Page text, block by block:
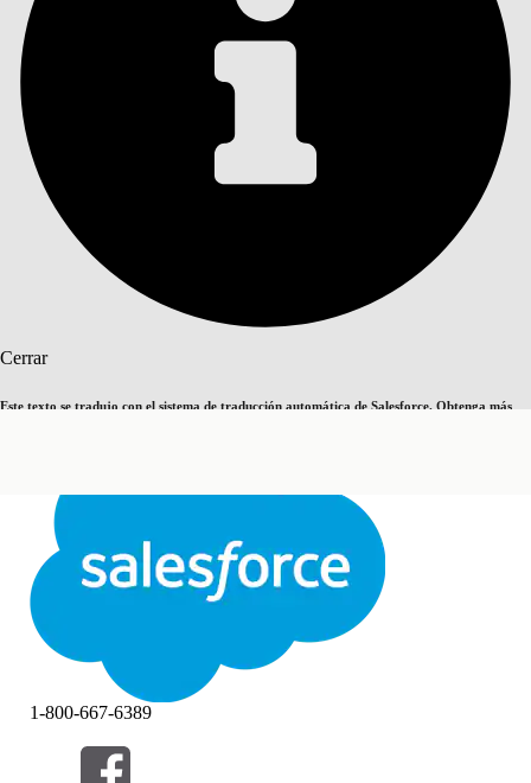
Cerrar
Este texto se tradujo con el sistema de traducción automática de Salesforce. Obtenga más
Cerrar Cerrar
Índice de materias
ÍNDICE DE MATERIAS
Buscar
Filtrar por (0)
1-800-667-6389